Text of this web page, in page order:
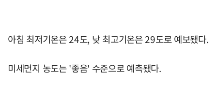
아침 최저기온은 24도, 낮 최고기온은 29도로 예보됐다.
미세먼지 농도는 '좋음' 수준으로 예측됐다.